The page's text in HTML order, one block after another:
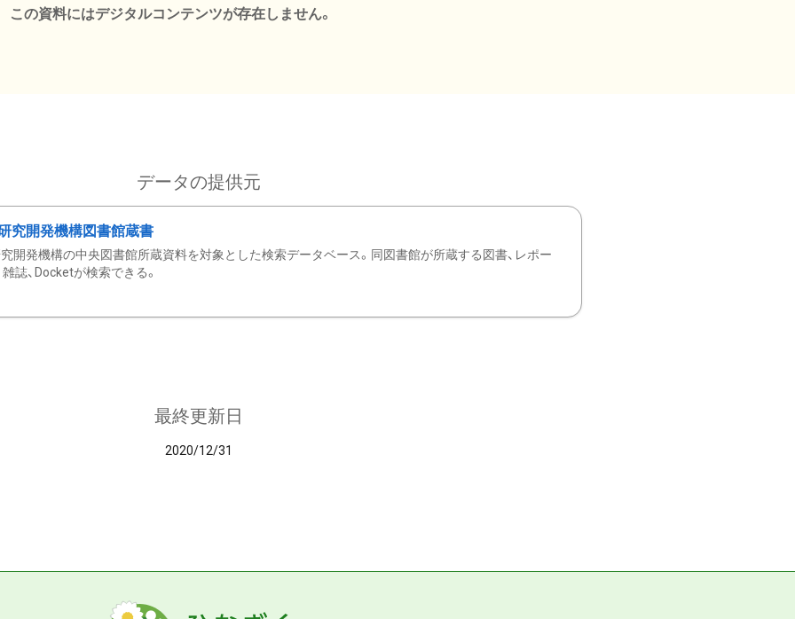
この資料にはデジタルコンテンツが存在しません。
データの提供元
究開発機構図書館蔵書
開発機構の中央図書館所蔵資料を対象とした検索データベース。同図書館が所蔵する図書、レポー
雑誌、Docketが検索できる。
最終更新日
2020/12/31